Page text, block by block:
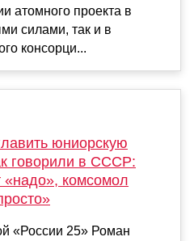
атомного проекта в
силами, так и в
консорци...
юниорскую
говорили в СССР:
«надо», комсомол
«России 25» Роман